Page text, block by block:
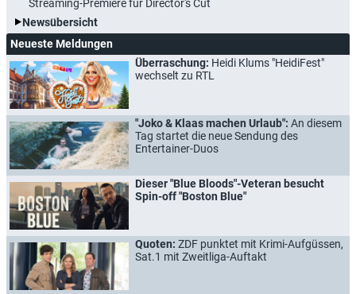
Streaming-Premiere für Director's Cut
Newsübersicht
Neueste Meldungen
Überraschung: Heidi Klums "HeidiFest"
wechselt zu RTL
"Joko & Klaas machen Urlaub": An diesem
Tag startet die neue Sendung des
Entertainer-Duos
Dieser "Blue Bloods"-Veteran besucht
Spin-off "Boston Blue"
Quoten: ZDF punktet mit Krimi-Aufgüssen,
Sat.1 mit Zweitliga-Auftakt